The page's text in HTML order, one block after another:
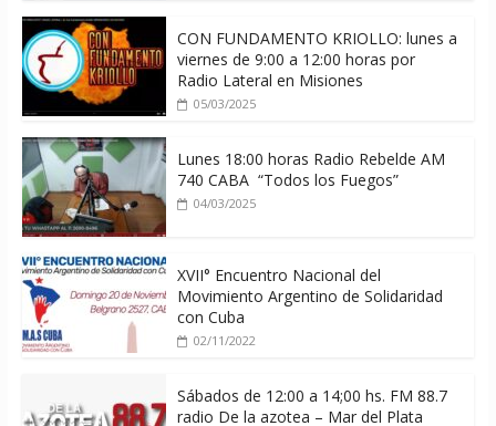
CON FUNDAMENTO KRIOLLO: lunes a
viernes de 9:00 a 12:00 horas por
Radio Lateral en Misiones
05/03/2025
Lunes 18:00 horas Radio Rebelde AM
740 CABA “Todos los Fuegos”
04/03/2025
XVII° Encuentro Nacional del
Movimiento Argentino de Solidaridad
con Cuba
02/11/2022
Sábados de 12:00 a 14;00 hs. FM 88.7
radio De la azotea – Mar del Plata